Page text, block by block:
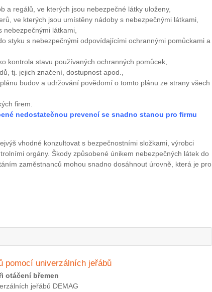
a regálů, ve kterých jsou nebezpečné látky uloženy,
ve kterých jsou umístěny nádoby s nebezpečnými látkami,
nebezpečnými látkami,
styku s nebezpečnými odpovídajícími ochrannými pomůckami a
kontrola stavu používaných ochranných pomůcek,
tj. jejich značení, dostupnost apod.,
budov a udržování povědomí o tomto plánu ze strany všech
firem.
nedostatečnou prevencí se snadno stanou pro firmu
vhodné konzultovat s bezpečnostními složkami, výrobci
orgány. Škody způsobené únikem nebezpečných látek do
zaměstnanců mohou snadno dosáhnout úrovně, která je pro
pomocí univerzálních jeřábů
otáčení břemen
jeřábů DEMAG